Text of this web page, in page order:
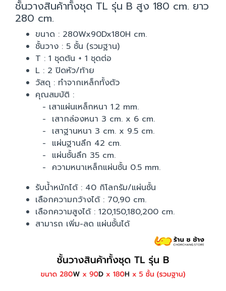
ชั้นวางสินค้าทั้งชุด TL รุ่น B สูง 180 cm. ยาว
280 cm.
ขนาด : 280Wx90Dx180H cm.
ชั้นวาง : 5 ชั้น (รวมฐาน)
T : 1 ชุดต้น + 1 ชุดต่อ
L : 2 ปิดหัว/ท้าย
วัสดุ : ทำจากเหล็กทั้งตัว
คุณสมบัติ :
- เสาแผ่นเหล็กหนา 1.2 mm.
- เสากล่องหนา 3 cm. x 6 cm.
- เสาฐานหนา 3 cm. x 9.5 cm.
- แผ่นฐานลึก 42 cm.
- แผ่นชั้นลึก 35 cm.
- ความหนาเหล็กแผ่นชั้น 0.5 mm.
รับน้ำหนักได้ : 40 กิโลกรัม/แผ่นชั้น
เลือกความกว้างได้ : 70,90 cm.
เลือกความสูงได้ : 120,150,180,200 cm.
สามารถ เพิ่ม-ลด แผ่นชั้นได้